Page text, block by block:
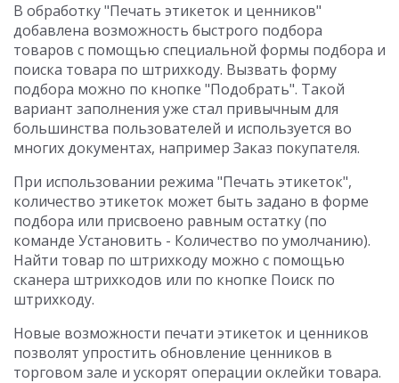
В обработку "Печать этикеток и ценников"
добавлена возможность быстрого подбора
товаров с помощью специальной формы подбора и
поиска товара по штрихкоду. Вызвать форму
подбора можно по кнопке "Подобрать". Такой
вариант заполнения уже стал привычным для
большинства пользователей и используется во
многих документах, например Заказ покупателя.
При использовании режима "Печать этикеток",
количество этикеток может быть задано в форме
подбора или присвоено равным остатку (по
команде Установить - Количество по умолчанию).
Найти товар по штрихкоду можно с помощью
сканера штрихкодов или по кнопке Поиск по
штрихкоду.
Новые возможности печати этикеток и ценников
позволят упростить обновление ценников в
торговом зале и ускорят операции оклейки товара.